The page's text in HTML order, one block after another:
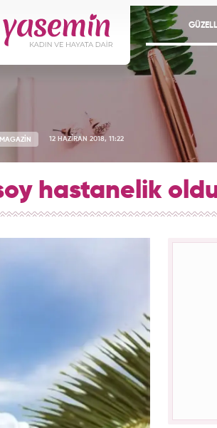
MAGAZİN 12 HAZİRAN 2018, 11:22
hastanelik